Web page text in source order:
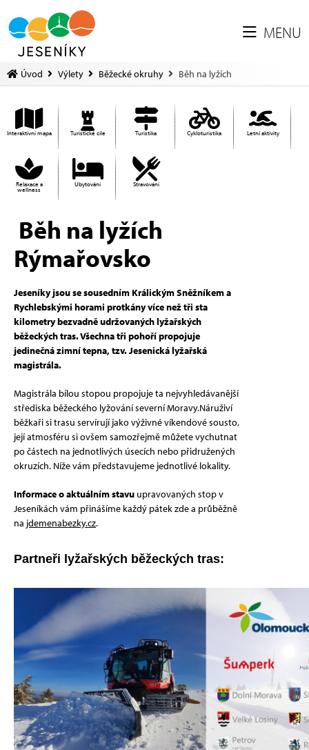
MENU
Úvod Výlety Běžecké okruhy Běh na lyžích
Interaktivní mapa Turistické cíle Turistika Cykloturistika Letní aktivity
Relaxace a
wellness
Ubytování Stravování
Běh na lyžích
Rýmařovsko
Jeseníky jsou se sousedním Králickým Sněžníkem a
Rychlebskými horami protkány více než tři sta
kilometry bezvadně udržovaných lyžařských
běžeckých tras. Všechna tři pohoří propojuje
jedinečná zimní tepna, tzv. Jesenická lyžařská
magistrála.
Magistrála bílou stopou propojuje ta nejvyhledávanější
střediska běžeckého lyžování severní Moravy.Náruživí
běžkaři si trasu servírují jako výživné víkendové sousto,
její atmosféru si ovšem samozřejmě můžete vychutnat
po částech na jednotlivých úsecích nebo přidružených
okruzích. Níže vám představujeme jednotlivé lokality.
Informace o aktuálním stavu upravovaných stop v
Jeseníkách vám přinášíme každý pátek zde a průběžně
na jdemenabezky.cz.
Partneři lyžařských běžeckých tras: